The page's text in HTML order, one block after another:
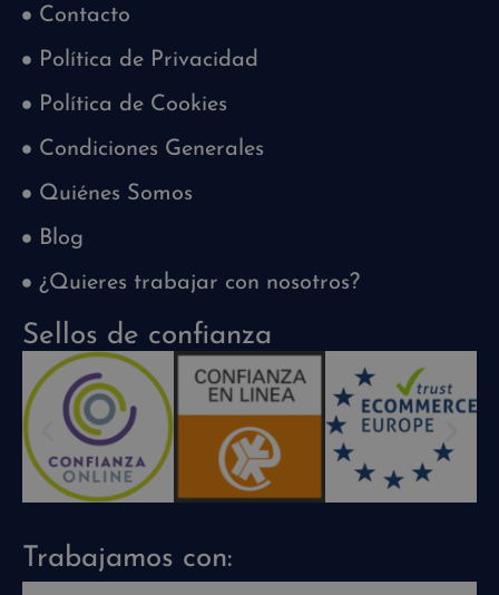
Contacto
Política de Privacidad
Política de Cookies
Condiciones Generales
Quiénes Somos
Blog
¿Quieres trabajar con nosotros?
Sellos de confianza
Trabajamos con: